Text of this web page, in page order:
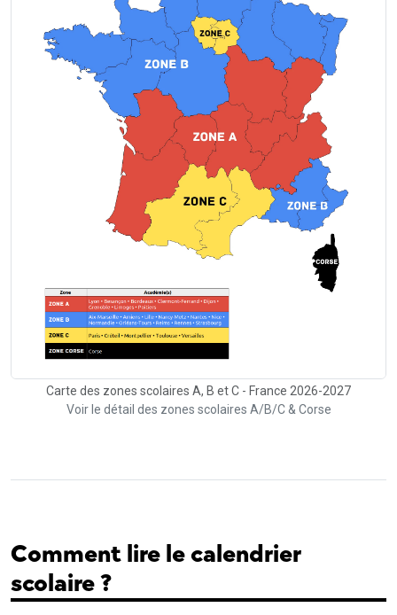
Carte des zones scolaires A, B et C - France 2026-2027
Voir le détail des zones scolaires A/B/C & Corse
Comment lire le calendrier
scolaire ?